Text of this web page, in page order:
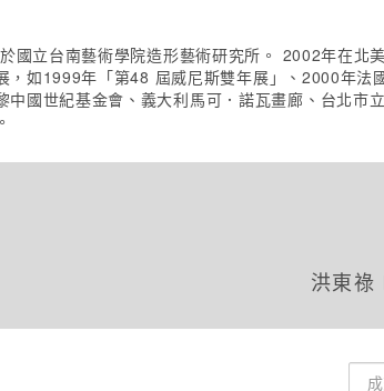
國立台南藝術學院造形藝術研究所。 2002年在北
，如1999年「第48 屆威尼斯雙年展」、2000年
中國世紀基金會、義大利馬可．諾瓦畫廊、台北市
洪東